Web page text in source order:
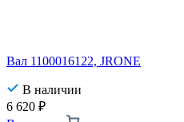
Вал 1100016122, JRONE
В наличии
6 620 ₽